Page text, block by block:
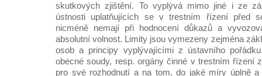
skutkových zjištění. To vyplývá mimo jiné i ze
ústnosti uplatňujících se v trestním řízení před
nicméně nemají při hodnocení důkazů a
absolutní volnost. Limity jsou vymezeny zejména
osob a principy vyplývajícími z ústavního
obecné soudy, resp. orgány činné v trestním řízení
pro své rozhodnutí a na tom, do jaké míry úplně